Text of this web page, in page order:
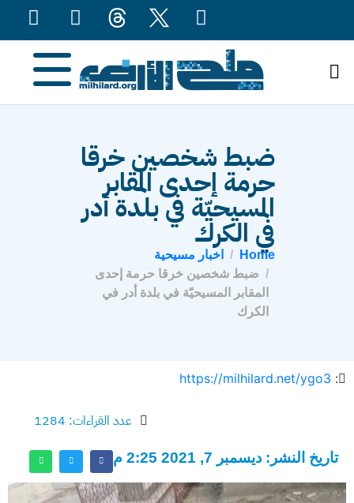
ضبط شخصين خرقا
حرمة إحدى المقابر
المسيحيّة في بلدة أدر
في الكرك
Home
اخبار مسيحية
ضبط شخصين خرقا حرمة إحدى
المقابر المسيحيّة في بلدة أدر في
الكرك
:
https://milhilard.net/ygo3
عدد القراءات: 1284
تاريخ النشر: ديسمبر 7, 2021 2:25 م